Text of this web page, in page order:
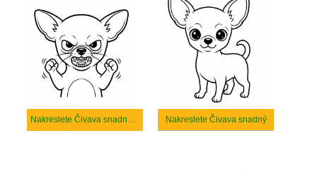
Nakreslete Čivava snadný tisknutelné Nakreslete Čivava snadný